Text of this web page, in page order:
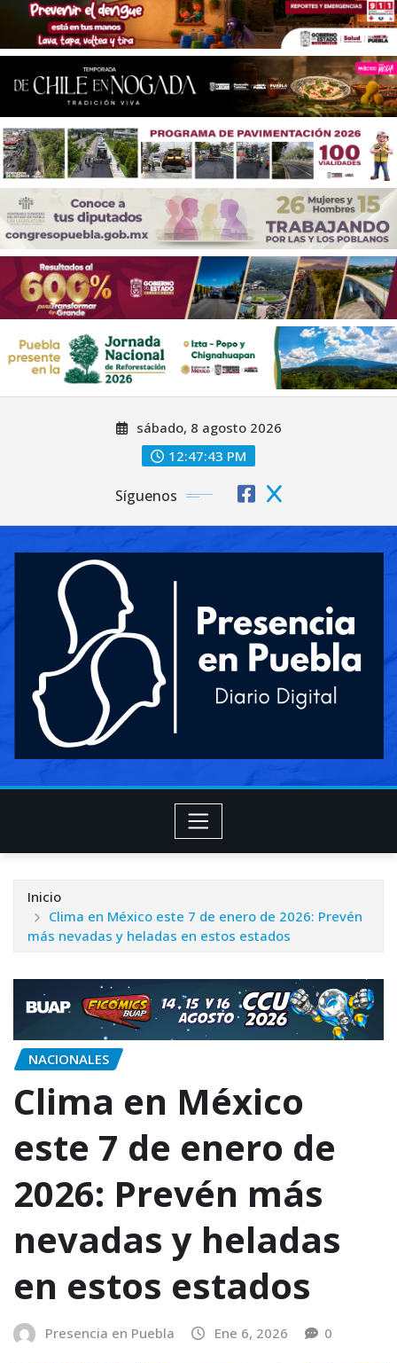
sábado, 8 agosto 2026
12:47:44 PM
Síguenos
Inicio
Clima en México este 7 de enero de 2026: Prevén
más nevadas y heladas en estos estados
NACIONALES
Clima en México
este 7 de enero de
2026: Prevén más
nevadas y heladas
en estos estados
Presencia en Puebla Ene 6, 2026 0